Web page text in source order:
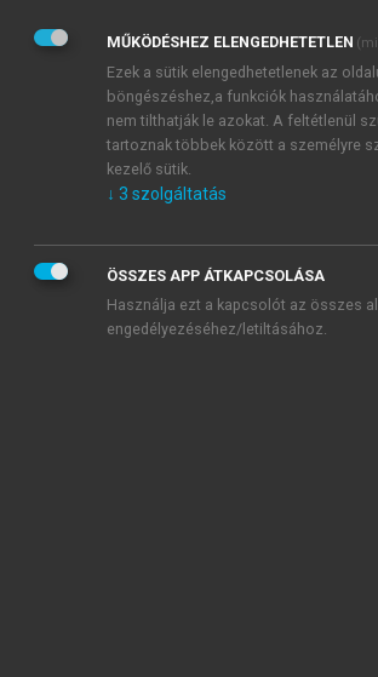
Adatkezelési tájékoztatóbanfoglaltakat
veszem és elfogadom.
Általános vásárlási feltételeket,
mersz.huoldalak licencszerződéseiben
tudomásul veszem és elfogadom.
KIPRÓBÁLOM
MŰKÖDÉSHEZ ELENGEDHETETLEN
Ezek a sütik elengedhetetlenek az
böngészéshez,a funkciók
nem tilthatják le azokat. A feltétlenül
tartoznak többek között a személyre
kezelő sütik.
↓ 3 szolgáltatás
ÖSSZES APP ÁTKAPCSOLÁSA
Használja ezt a kapcsolót az összes
engedélyezéséhez/letiltásához.